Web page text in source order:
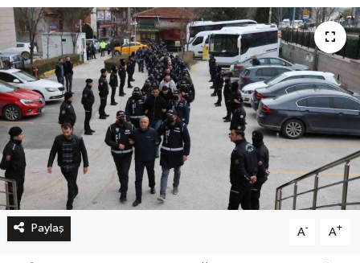
Paylaş A- A+